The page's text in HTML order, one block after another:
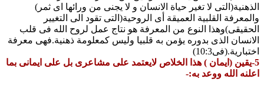
الذهنية(التى لا تغير حياة الانسان و لا يجنى من ورائها اى ثمر)
والمعرفة القلبية العميقة أى الروحية(التى تقود الى التغيير
الحقيقى)وهذا النوع من المعرفة هو نتاج عمل لروح الله فى قلب
الانسان الذى بدوره يؤمن به قلبيا وليس كمعلومة ذهنية.فهى معرفة
اختبارية.(فى10:3)
5-يقين (ايمان ) هذا الخلاص لايعتمد على مشاعرى بل على ايمانى بما
اعلنه الله ووعد به:-